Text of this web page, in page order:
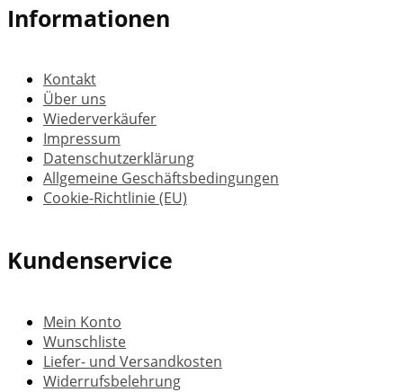
Informationen
Kontakt
Über uns
Wiederverkäufer
Impressum
Datenschutzerklärung
Allgemeine Geschäftsbedingungen
Cookie-Richtlinie (EU)
Kundenservice
Mein Konto
Wunschliste
Liefer- und Versandkosten
Widerrufsbelehrung